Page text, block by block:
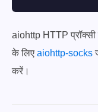
aiohttp HTTP
के लिए aiohttp-socks
करें।